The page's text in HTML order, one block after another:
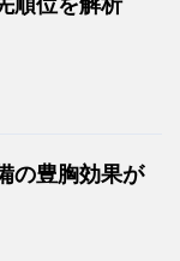
の豊胸効果が